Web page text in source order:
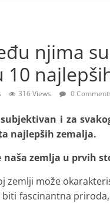
njima
10
316 Views 0
i za
najlepših zemalja.
naša zemlja u prvih
zemlji može
biti fascinantna